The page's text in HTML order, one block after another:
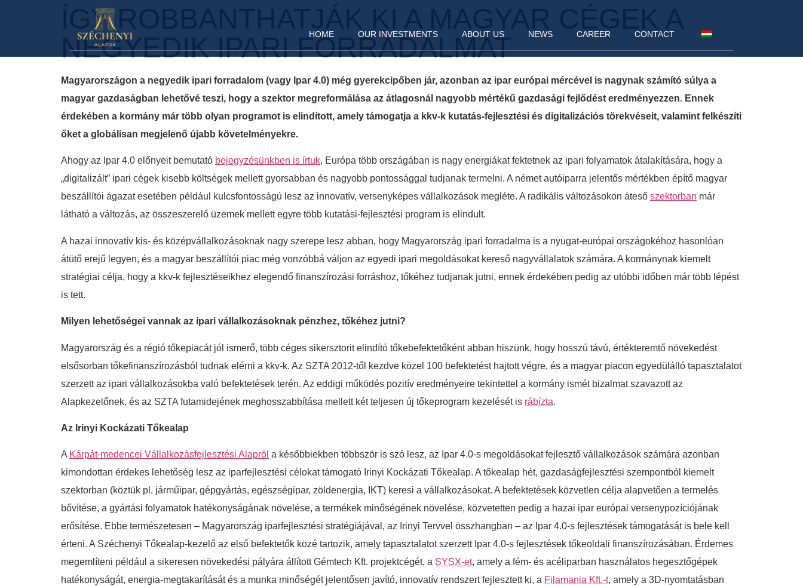
HOME OUR INVESTMENTS ABOUT US NEWS CAREER CONTACT
ÍGY ROBBANTHATJÁK KI A MAGYAR CÉGEK A
NEGYEDIK IPARI FORRADALMAT
Magyarországon a negyedik ipari forradalom (vagy Ipar 4.0) még gyerekcipőben jár, azonban az ipar európai mércével is nagynak számító súlya a
magyar gazdaságban lehetővé teszi, hogy a szektor megreformálása az átlagosnál nagyobb mértékű gazdasági fejlődést eredményezzen. Ennek
érdekében a kormány már több olyan programot is elindított, amely támogatja a kkv-k kutatás-fejlesztési és digitalizációs törekvéseit, valamint felkészíti
őket a globálisan megjelenő újabb követelményekre.
Ahogy az Ipar 4.0 előnyeit bemutató bejegyzésünkben is írtuk, Európa több országában is nagy energiákat fektetnek az ipari folyamatok átalakítására, hogy a
„digitalizált” ipari cégek kisebb költségek mellett gyorsabban és nagyobb pontossággal tudjanak termelni. A német autóiparra jelentős mértékben építő magyar
beszállítói ágazat esetében például kulcsfontosságú lesz az innovatív, versenyképes vállalkozások megléte. A radikális változásokon áteső szektorban már
látható a változás, az összeszerelő üzemek mellett egyre több kutatási-fejlesztési program is elindult.
A hazai innovatív kis- és középvállalkozásoknak nagy szerepe lesz abban, hogy Magyarország ipari forradalma is a nyugat-európai országokéhoz hasonlóan
átütő erejű legyen, és a magyar beszállítói piac még vonzóbbá váljon az egyedi ipari megoldásokat kereső nagyvállalatok számára. A kormánynak kiemelt
stratégiai célja, hogy a kkv-k fejlesztéseikhez elegendő finanszírozási forráshoz, tőkéhez tudjanak jutni, ennek érdekében pedig az utóbbi időben már több lépést
is tett.
Milyen lehetőségei vannak az ipari vállalkozásoknak pénzhez, tőkéhez jutni?
Magyarország és a régió tőkepiacát jól ismerő, több céges sikersztorit elindító tőkebefektetőként abban hiszünk, hogy hosszú távú, értékteremtő növekedést
elsősorban tőkefinanszírozásból tudnak elérni a kkv-k. Az SZTA 2012-től kezdve közel 100 befektetést hajtott végre, és a magyar piacon egyedülálló tapasztalatot
szerzett az ipari vállalkozásokba való befektetések terén. Az eddigi működés pozitív eredményeire tekintettel a kormány ismét bizalmat szavazott az
Alapkezelőnek, és az SZTA futamidejének meghosszabbítása mellett két teljesen új tőkeprogram kezelését is rábízta.
Az Irinyi Kockázati Tőkealap
A Kárpát-medencei Vállalkozásfejlesztési Alapról a későbbiekben többször is szó lesz, az Ipar 4.0-s megoldásokat fejlesztő vállalkozások számára azonban
kimondottan érdekes lehetőség lesz az iparfejlesztési célokat támogató Irinyi Kockázati Tőkealap. A tőkealap hét, gazdaságfejlesztési szempontból kiemelt
szektorban (köztük pl. járműipar, gépgyártás, egészségipar, zöldenergia, IKT) keresi a vállalkozásokat. A befektetések közvetlen célja alapvetően a termelés
bővítése, a gyártási folyamatok hatékonyságának növelése, a termékek minőségének növelése, közvetetten pedig a hazai ipar európai versenypozíciójának
erősítése. Ebbe természetesen – Magyarország iparfejlesztési stratégiájával, az Irinyi Tervvel összhangban – az Ipar 4.0-s fejlesztések támogatását is bele kell
érteni. A Széchenyi Tőkealap-kezelő az első befektetők közé tartozik, amely tapasztalatot szerzett Ipar 4.0-s fejlesztések tőkeoldali finanszírozásában. Érdemes
megemlíteni például a sikeresen növekedési pályára állított Gémtech Kft. projektcégét, a SYSX-et, amely a fém- és acéliparban használatos hegesztőgépek
hatékonyságát, energia-megtakarítását és a munka minőségét jelentősen javító, innovatív rendszert fejlesztett ki, a Filamania Kft.-t, amely a 3D-nyomtatásban